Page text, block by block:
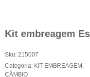
Kit embreagem
Sku: 215007
Categoria: KIT EMBREAGEM ,
CÂMBIO